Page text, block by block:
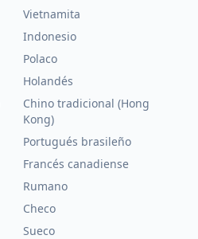
Vietnamita
Indonesio
Polaco
Holandés
Chino tradicional (Hong
Kong)
Portugués brasileño
Francés canadiense
Rumano
Checo
Sueco